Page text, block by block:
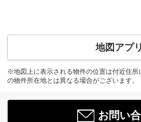
地図アプ
※地図上に表示される物件の位置は付近住
の物件所在地とは異なる場合がございます。
お問い